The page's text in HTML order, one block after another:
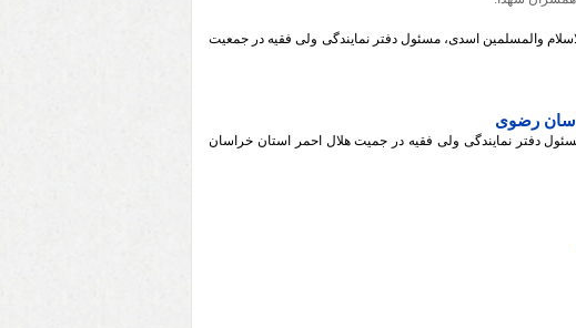
والمسلمین اسدی، مسئول دفتر نمایندگی ولی‌ فقیه در جمعیت
رضوی
دفتر نمایندگی ولی فقیه در جمیت هلال احمر استان خراسان